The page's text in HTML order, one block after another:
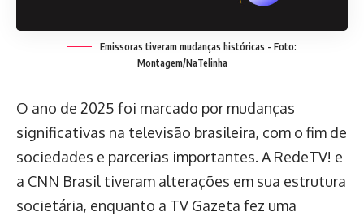
Emissoras tiveram mudanças históricas - Foto:
Montagem/NaTelinha
O ano de 2025 foi marcado por mudanças
significativas na televisão brasileira, com o fim de
sociedades e parcerias importantes. A RedeTV! e
a CNN Brasil tiveram alterações em sua estrutura
societária, enquanto a TV Gazeta fez uma